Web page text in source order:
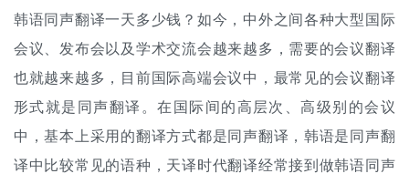
韩语同声翻译一天多少钱？如今，中外之间各种大型国际
会议、发布会以及学术交流会越来越多，需要的会议翻译
也就越来越多，目前国际高端会议中，最常见的会议翻译
形式就是同声翻译。在国际间的高层次、高级别的会议
中，基本上采用的翻译方式都是同声翻译，韩语是同声翻
译中比较常见的语种，天译时代翻译经常接到做韩语同声